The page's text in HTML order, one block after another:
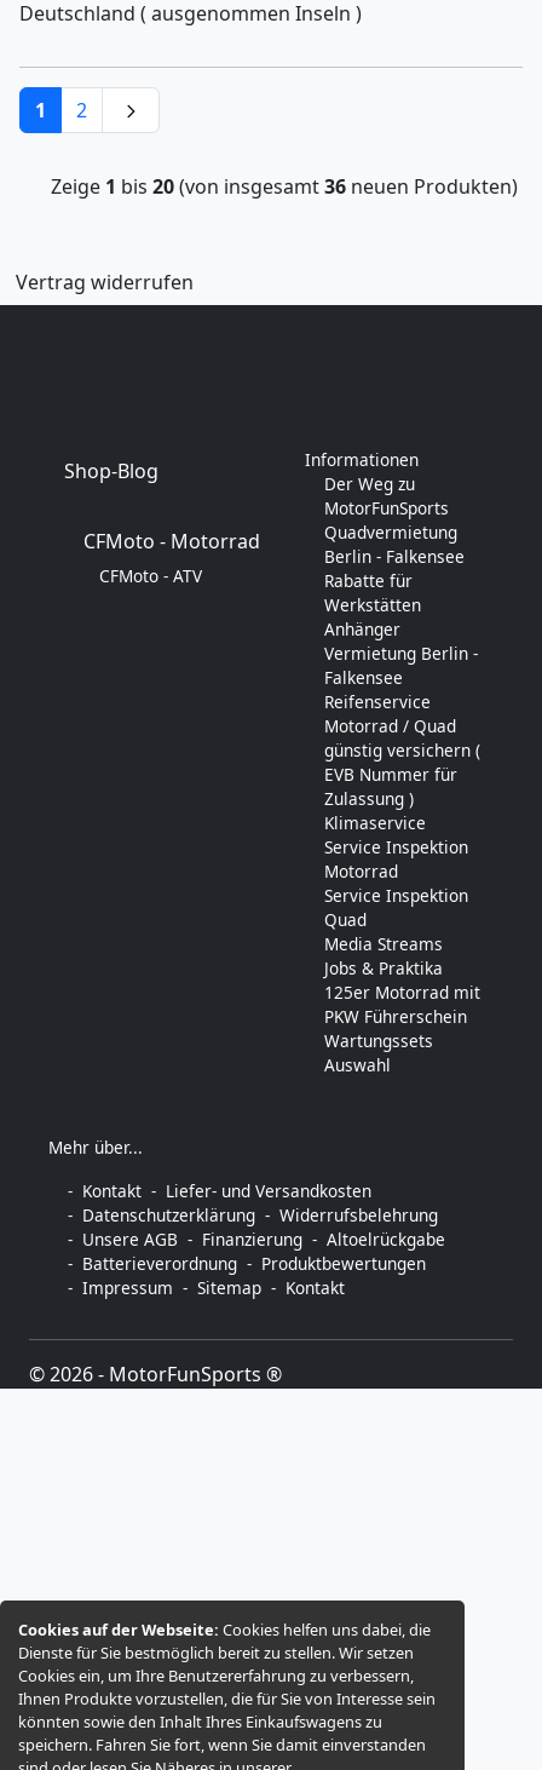
Cookies auf der Webseite:Cookies helfen uns dabei, die
Dienste für Sie bestmöglich bereit zu stellen. Wir setzen
Cookies ein, um Ihre Benutzererfahrung zu verbessern,
Ihnen Produkte vorzustellen, die für Sie von Interesse sein
könnten sowie den Inhalt Ihres Einkaufswagens zu
speichern. Fahren Sie fort, wenn Sie damit einverstanden
Deutschland ( ausgenommen Inseln )
1 2
Zeige 1 bis 20(von insgesamt36 neuen Produkten)
Vertrag widerrufen
Shop-Blog
CFMoto - Motorrad
CFMoto - ATV
Informationen
Der Weg zu
MotorFunSports
Quadvermietung
Berlin - Falkensee
Rabatte für
Werkstätten
Anhänger
Vermietung Berlin -
Falkensee
Reifenservice
Motorrad / Quad
günstig versichern (
EVB Nummer für
Zulassung )
Klimaservice
Service Inspektion
Motorrad
Service Inspektion
Quad
Media Streams
Jobs & Praktika
125er Motorrad mit
PKW Führerschein
Wartungssets
Auswahl
Mehr über...
Kontakt
Liefer- und Versandkosten
Datenschutzerklärung
Widerrufsbelehrung
Unsere AGB
Finanzierung
Altoelrückgabe
Batterieverordnung
Produktbewertungen
Impressum
Sitemap Kontakt
© 2026 - MotorFunSports ®